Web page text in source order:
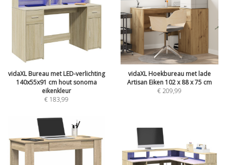
vidaXL Bureau met LED-verlichting
140x55x91 cm hout sonoma
eikenkleur
€ 183,99
vidaXL Hoekbureau met lade
Artisan Eiken 102 x 88 x 75 cm
€209,99